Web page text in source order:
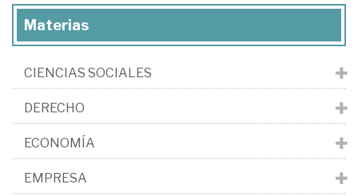
Materias
CIENCIAS SOCIALES
DERECHO
ECONOMÍA
EMPRESA